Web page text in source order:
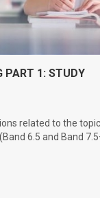
PART 1: STUDY
related to the topic
6.5 and Band